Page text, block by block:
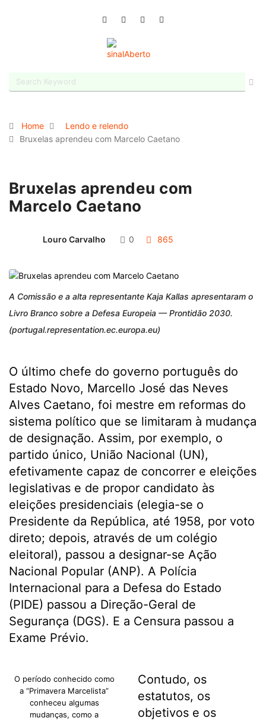
Home
Lendo e relendo
Bruxelas aprendeu com Marcelo Caetano
Bruxelas aprendeu com
Marcelo Caetano
Louro Carvalho 0 865
A Comissão e a alta representante Kaja Kallas apresentaram o
Livro Branco sobre a Defesa Europeia — Prontidão 2030.
(portugal.representation.ec.europa.eu)
O último chefe do governo português do
Estado Novo, Marcello José das Neves
Alves Caetano, foi mestre em reformas do
sistema político que se limitaram à mudança
de designação. Assim, por exemplo, o
partido único, União Nacional (UN),
efetivamente capaz de concorrer e eleições
legislativas e de propor candidato às
eleições presidenciais (elegia-se o
Presidente da República, até 1958, por voto
direto; depois, através de um colégio
eleitoral), passou a designar-se Ação
Nacional Popular (ANP). A Polícia
Internacional para a Defesa do Estado
(PIDE) passou a Direção-Geral de
Segurança (DGS). E a Censura passou a
Exame Prévio.
O período conhecido como
a “Primavera Marcelista”
conheceu algumas
mudanças, como a
Contudo, os
estatutos, os
objetivos e os